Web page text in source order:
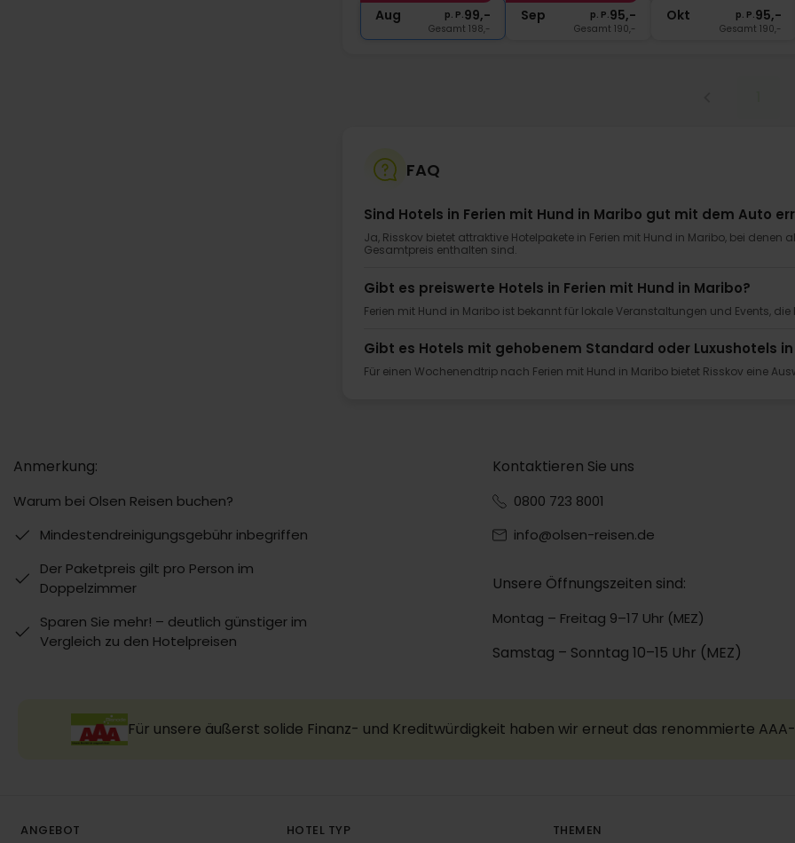
Aug p. P.99,-
Gesamt 198,-
Sep p. P.95,-
Gesamt 190,-
Okt p. P.95,-
Gesamt 190,-
FAQ
Sind Hotels in Ferien mit Hund in Maribo gut mit dem Auto
Ja, Risskov bietet attraktive Hotelpakete in Ferien mit Hund in Maribo, bei
Gesamtpreis enthalten sind.
Gibt es preiswerte Hotels in Ferien mit Hund in Maribo?
Ferien mit Hund in Maribo ist bekannt für lokale Veranstaltungen und Events,
Gibt es Hotels mit gehobenem Standard oder Luxushotels
Für einen Wochenendtrip nach Ferien mit Hund in Maribo bietet Risskov eine
Anmerkung:
Warum bei Olsen Reisen buchen?
Mindestendreinigungsgebühr inbegriffen
Der Paketpreis gilt pro Person im
Doppelzimmer
Sparen Sie mehr! – deutlich günstiger im
Vergleich zu den Hotelpreisen
Kontaktieren Sie uns
0800 723 8001
info@olsen-reisen.de
Unsere Öffnungszeiten sind:
Montag – Freitag 9–17 Uhr (MEZ)
Samstag – Sonntag 10–15 Uhr (MEZ)
Für unsere äußerst solide Finanz- und Kreditwürdigkeit haben wir erneut das renommierte
ANGEBOT HOTEL TYP THEMEN